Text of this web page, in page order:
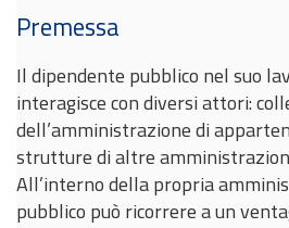
Premessa
Il dipendente pubblico nel suo
interagisce con diversi attori:
dell’amministrazione di
strutture di altre
All’interno della propria
pubblico può ricorrere a un